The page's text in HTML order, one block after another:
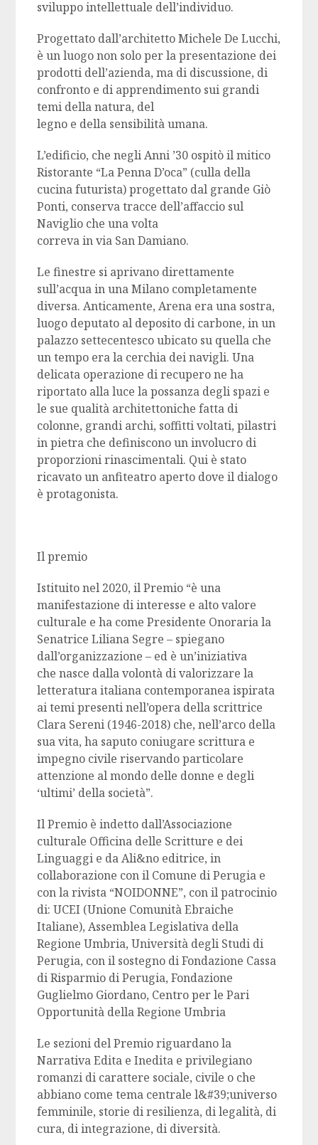
sviluppo intellettuale dell’individuo.
Progettato dall’architetto Michele De Lucchi,
è un luogo non solo per la presentazione dei
prodotti dell’azienda, ma di discussione, di
confronto e di apprendimento sui grandi
temi della natura, del
legno e della sensibilità umana.
L’edificio, che negli Anni ’30 ospitò il mitico
Ristorante “La Penna D’oca” (culla della
cucina futurista) progettato dal grande Giò
Ponti, conserva tracce dell’affaccio sul
Naviglio che una volta
correva in via San Damiano.
Le finestre si aprivano direttamente
sull’acqua in una Milano completamente
diversa. Anticamente, Arena era una sostra,
luogo deputato al deposito di carbone, in un
palazzo settecentesco ubicato su quella che
un tempo era la cerchia dei navigli. Una
delicata operazione di recupero ne ha
riportato alla luce la possanza degli spazi e
le sue qualità architettoniche fatta di
colonne, grandi archi, soffitti voltati, pilastri
in pietra che definiscono un involucro di
proporzioni rinascimentali. Qui è stato
ricavato un anfiteatro aperto dove il dialogo
è protagonista.
Il premio
Istituito nel 2020, il Premio “è una
manifestazione di interesse e alto valore
culturale e ha come Presidente Onoraria la
Senatrice Liliana Segre – spiegano
dall’organizzazione – ed è un’iniziativa
che nasce dalla volontà di valorizzare la
letteratura italiana contemporanea ispirata
ai temi presenti nell’opera della scrittrice
Clara Sereni (1946-2018) che, nell’arco della
sua vita, ha saputo coniugare scrittura e
impegno civile riservando particolare
attenzione al mondo delle donne e degli
‘ultimi’ della società”.
Il Premio è indetto dall’Associazione
culturale Officina delle Scritture e dei
Linguaggi e da Ali&no editrice, in
collaborazione con il Comune di Perugia e
con la rivista “NOIDONNE”, con il patrocinio
di: UCEI (Unione Comunità Ebraiche
Italiane), Assemblea Legislativa della
Regione Umbria, Università degli Studi di
Perugia, con il sostegno di Fondazione Cassa
di Risparmio di Perugia, Fondazione
Guglielmo Giordano, Centro per le Pari
Opportunità della Regione Umbria
Le sezioni del Premio riguardano la
Narrativa Edita e Inedita e privilegiano
romanzi di carattere sociale, civile o che
abbiano come tema centrale l&#39;universo
femminile, storie di resilienza, di legalità, di
cura, di integrazione, di diversità.